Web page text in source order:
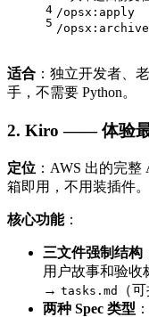
4
5
/
/
适合 ：独立开发者、
手，不需要 Python。
2. Kiro —— 体验
定位 ：AWS 出的完
箱即用，不用装插件。
核心功能：
三文件强制结构
用户故事和验
→ tasks.md
（
两种 Spec 类型